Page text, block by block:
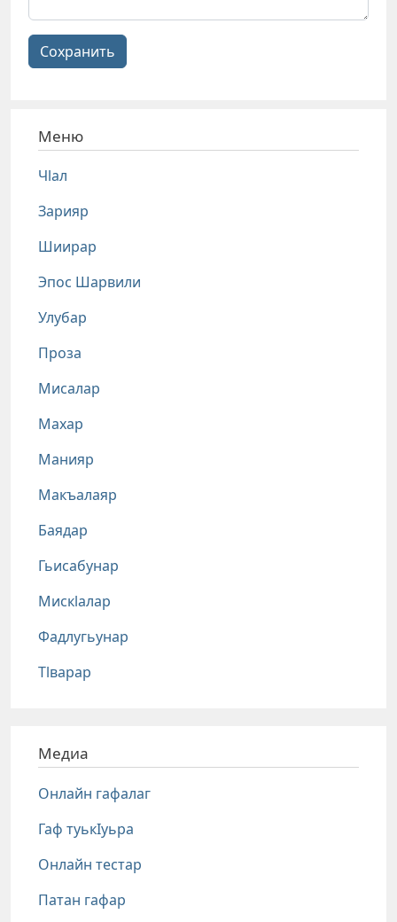
Сохранить
Меню
Чlал
Зарияр
Шиирар
Эпос Шарвили
Улубар
Проза
Мисалар
Махар
Манияр
Макъалаяр
Баядар
Гьисабунар
Мискlалар
Фадлугьунар
Тlварар
Медиа
Онлайн гафалаг
Гаф туькIуьра
Онлайн тестар
Патан гафар